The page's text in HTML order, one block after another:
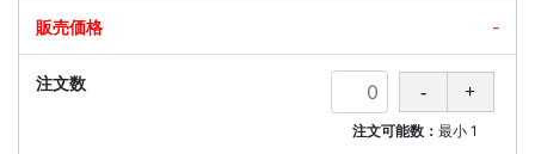
-
注文可能数：最小 1